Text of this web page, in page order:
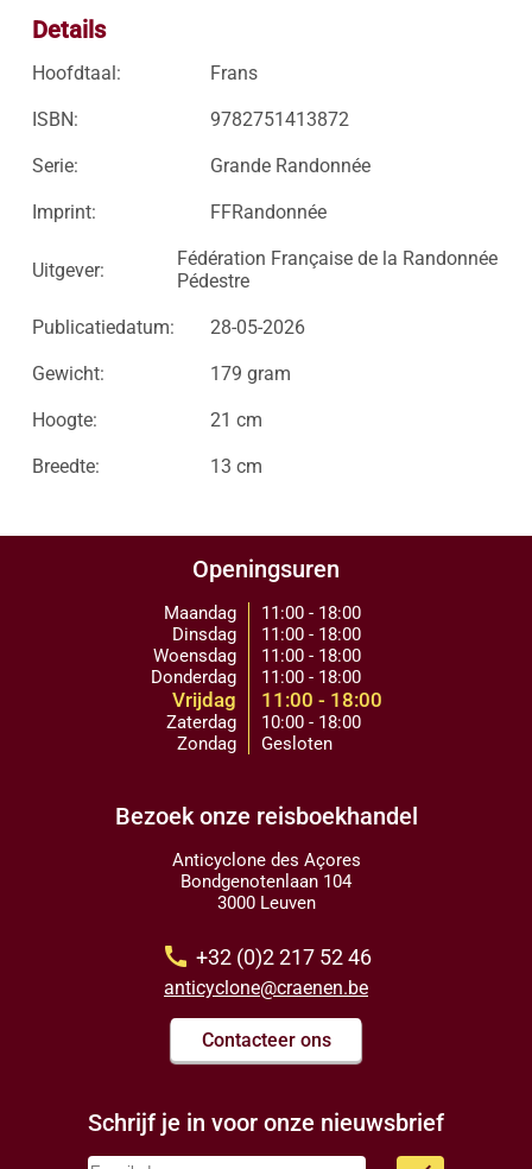
Details
Hoofdtaal: Frans
ISBN: 9782751413872
Serie: Grande Randonnée
Imprint: FFRandonnée
Uitgever:
Fédération Française de la Randonnée
Pédestre
Publicatiedatum: 28-05-2026
Gewicht: 179 gram
Hoogte: 21 cm
Breedte: 13 cm
Openingsuren
Maandag
Dinsdag
Woensdag
Donderdag
Vrijdag
Zaterdag
Zondag
11:00 - 18:00
11:00 - 18:00
11:00 - 18:00
11:00 - 18:00
11:00 - 18:00
10:00 - 18:00
Gesloten
Bezoek onze reisboekhandel
Anticyclone des Açores
Bondgenotenlaan 104
3000 Leuven
call +32 (0)2 217 52 46
anticyclone@craenen.be
Contacteer ons
Schrijf je in voor onze nieuwsbrief